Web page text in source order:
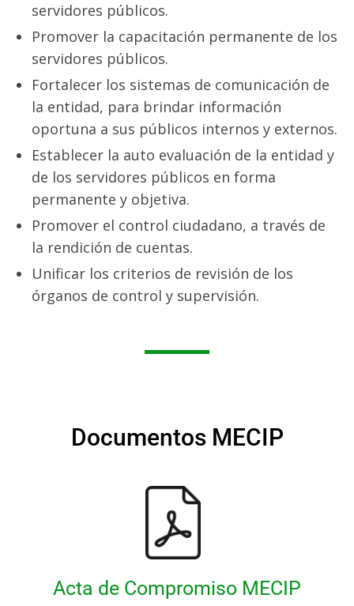
2020
2021
Pósters y E-Pósters de investigación
Transparencia
Ley N° 5.189/2014
Ley N° 5282/2014
LEY N° 7389/2024
Portal de denuncias Anticorrupción
MECIP
servidores públicos.
Promover la capacitación permanente de los
servidores públicos.
Fortalecer los sistemas de comunicación de
la entidad, para brindar información
oportuna a sus públicos internos y externos.
Establecer la auto evaluación de la entidad y
de los servidores públicos en forma
permanente y objetiva.
Promover el control ciudadano, a través de
la rendición de cuentas.
Unificar los criterios de revisión de los
órganos de control y supervisión.
Documentos MECIP
Acta de Compromiso MECIP